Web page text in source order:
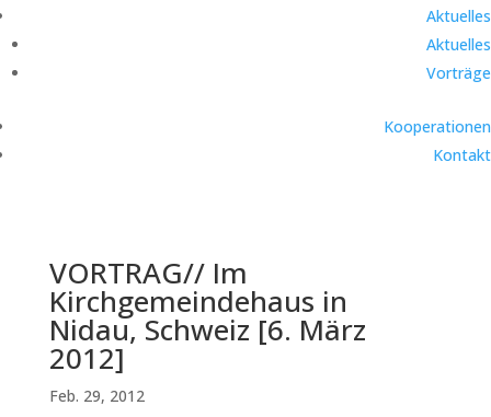
Aktuelles
Aktuelles
Vorträge
Kooperationen
Kontakt
VORTRAG// Im
Kirchgemeindehaus in
Nidau, Schweiz [6. März
2012]
Feb. 29, 2012